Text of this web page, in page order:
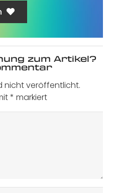
zum Artikel?
nicht veröffentlicht.
* markiert